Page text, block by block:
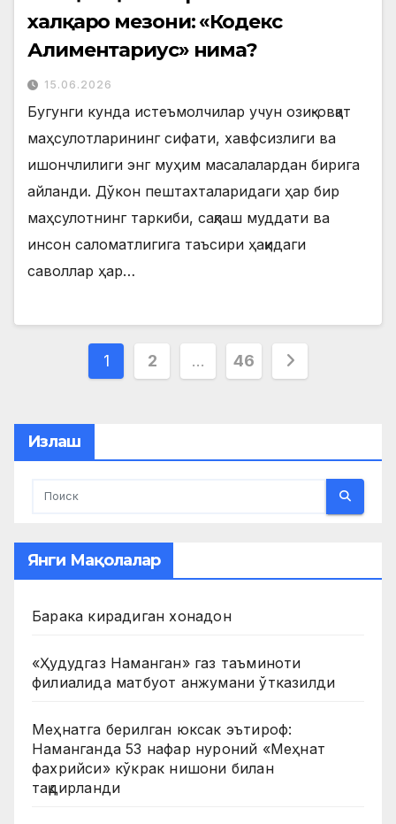
халқаро мезони: «Кодекс
Алиментариус» нима?
15.06.2026
Бугунги кунда истеъмолчилар учун озиқ-овқат
маҳсулотларининг сифати, хавфсизлиги ва
ишончлилиги энг муҳим масалалардан бирига
айланди. Дўкон пештахталаридаги ҳар бир
маҳсулотнинг таркиби, сақлаш муддати ва
инсон саломатлигига таъсири ҳақидаги
саволлар ҳар…
Posts
1 2 … 46
Излаш
Янги Мақолалар
Барака кирадиган хонадон
«Ҳудудгаз Наманган» газ таъминоти
филиалида матбуот анжумани ўтказилди
Меҳнатга берилган юксак эътироф:
Наманганда 53 нафар нуроний «Меҳнат
фахрийси» кўкрак нишони билан
тақдирланди